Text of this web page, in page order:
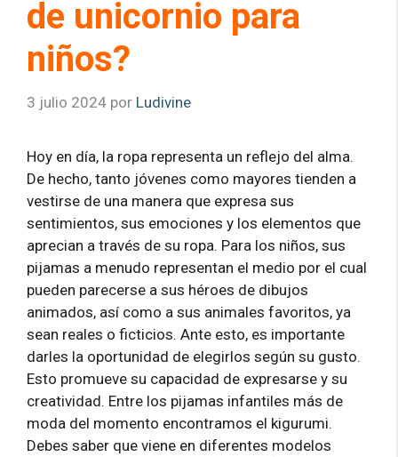
de unicornio para
niños?
3 julio 2024 por Ludivine
Hoy en día, la ropa representa un reflejo del alma.
De hecho, tanto jóvenes como mayores tienden a
vestirse de una manera que expresa sus
sentimientos, sus emociones y los elementos que
aprecian a través de su ropa. Para los niños, sus
pijamas a menudo representan el medio por el cual
pueden parecerse a sus héroes de dibujos
animados, así como a sus animales favoritos, ya
sean reales o ficticios. Ante esto, es importante
darles la oportunidad de elegirlos según su gusto.
Esto promueve su capacidad de expresarse y su
creatividad. Entre los pijamas infantiles más de
moda del momento encontramos el kigurumi.
Debes saber que viene en diferentes modelos